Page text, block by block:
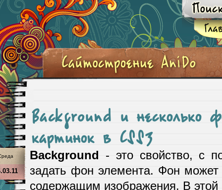
Background и несколько
картинок в CSS3
Background - это свойство, с
задать фон элемента. Фон
содержащим изображения. В этой